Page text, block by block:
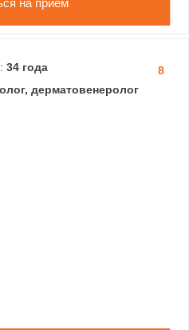
на прием
8
34 года
дерматовенеролог